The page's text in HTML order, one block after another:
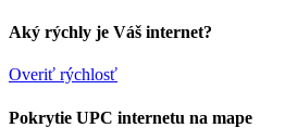
Aký rýchly je Váš internet?
Overiť rýchlosť
Pokrytie UPC internetu na mape